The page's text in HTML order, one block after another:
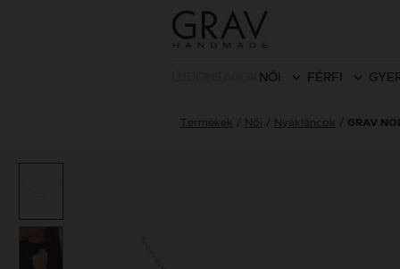
NŐI FÉRFI
Termékek Női Nyakláncok GRAV